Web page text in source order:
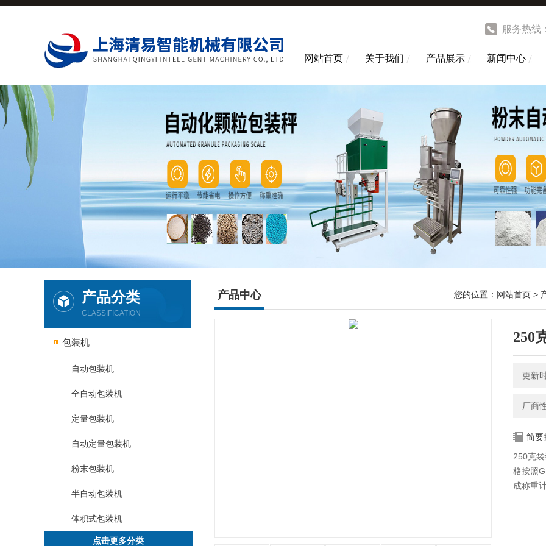
服务热线
网站首页 关于我们 产品展示 新闻中心
产品分类
CLASSIFICATION
包装机
自动包装机
全自动包装机
定量包装机
自动定量包装机
粉末包装机
半自动包装机
体积式包装机
点击更多分类
产品中心 您的位置： 网站首页 >
250
更新
厂商
简要
250克
格按照
成称重